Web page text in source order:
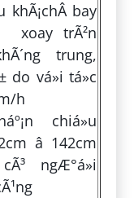
khÃ¡chÂ bay
xoay trÃ²n
trung,
vá»i tá»c
h
chiá»u
â 142cm
ngÆ°á»i